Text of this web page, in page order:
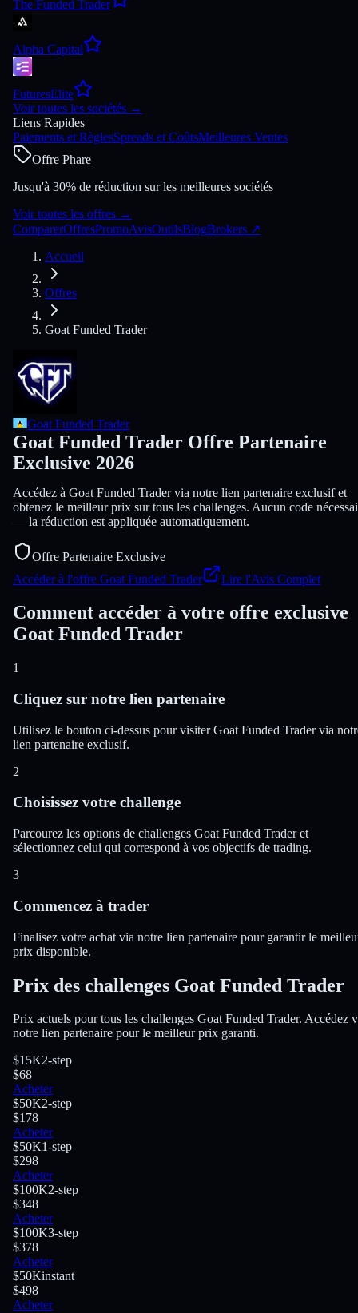
The Funded Trader
Alpha Capital
FuturesElite
Voir toutes les sociétés →
Liens Rapides
Paiements et RèglesSpreads et CoûtsMeilleures Ventes
Offre Phare
Jusqu'à 30% de réduction sur les meilleures sociétés
Voir toutes les offres →
ComparerOffresPromoAvisOutilsBlogBrokers ↗
Accueil
Offres
Goat Funded Trader
Goat Funded Trader
Goat Funded Trader Offre Partenaire
Exclusive 2026
Accédez à Goat Funded Trader via notre lien partenaire exclusif et
obtenez le meilleur prix sur tous les challenges. Aucun code
— la réduction est appliquée automatiquement.
Offre Partenaire Exclusive
Accéder à l'offre Goat Funded Trader
Lire l'Avis Complet
Comment accéder à votre offre exclusive
Goat Funded Trader
1
Cliquez sur notre lien partenaire
Utilisez le bouton ci-dessus pour visiter Goat Funded Trader via
lien partenaire exclusif.
2
Choisissez votre challenge
Parcourez les options de challenges Goat Funded Trader et
sélectionnez celui qui correspond à vos objectifs de trading.
3
Commencez à trader
Finalisez votre achat via notre lien partenaire pour garantir le
prix disponible.
Prix des challenges Goat Funded Trader
Prix actuels pour tous les challenges Goat Funded Trader. Accédez
notre lien partenaire pour le meilleur prix garanti.
$15K2-step
$68
Acheter
$50K2-step
$178
Acheter
$50K1-step
$298
Acheter
$100K2-step
$348
Acheter
$100K3-step
$378
Acheter
$50Kinstant
$498
Acheter